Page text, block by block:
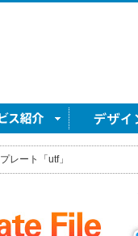
レート「utf」